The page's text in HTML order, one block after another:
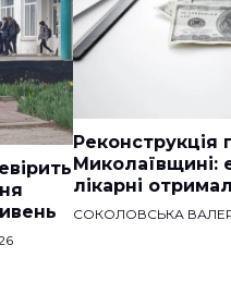
Реконструкція
Миколаївщині:
лікарні
СОКОЛОВСЬКА